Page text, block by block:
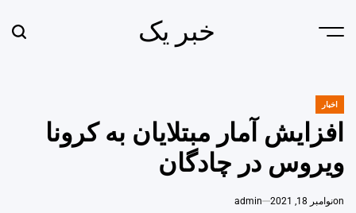
Menu خبر یک
POSTED
IN
اخبار
افزایش آمار مبتلایان به کرونا
ویروس در چادگان
onنوامبر 18, 2021 admin